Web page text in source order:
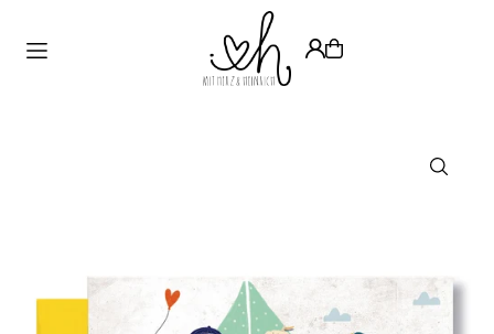
Translation missing: de.accessibility.skip_to_text